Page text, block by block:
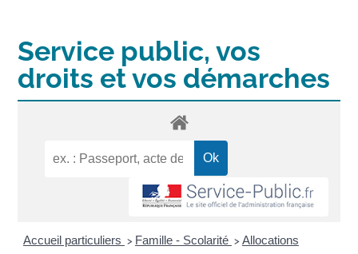
Service public, vos
droits et vos démarches
Accueil particuliers > Famille - Scolarité > Allocations